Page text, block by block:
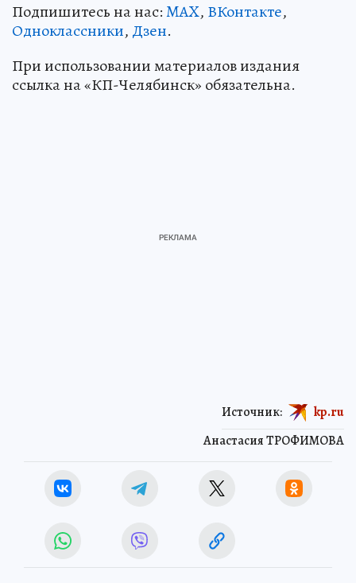
Подпишитесь на нас:MAX, ВКонтакте,
Одноклассники, Дзен.
При использовании материалов издания
ссылка на «КП-Челябинск» обязательна.
Анастасия ТРОФИМОВА
Источник: kp.ru